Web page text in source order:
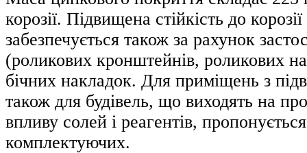
корозії. Підвищена стійкість до
забезпечується також за рахунок
(роликових кронштейнів, роликових
бічних накладок. Для приміщень з
також для будівель, що виходять на
впливу солей і реагентів,
комплектуючих.